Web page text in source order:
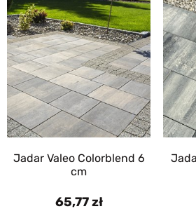
Jadar Valeo Colorblend 6
cm
65,77
Jadar Płytka z mikrofazą